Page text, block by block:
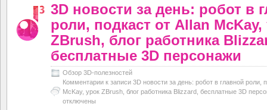
3D новости за день: робот в
роли, подкаст от Allan McKay,
ZBrush, блог работника
бесплатные 3D персонажи
Обзор 3D-полезностей
Комментарии к записи 3D новости за день: робот в главной роли,
McKay, урок ZBrush, блог работника Blizzard, бесплатные 3D
отключены